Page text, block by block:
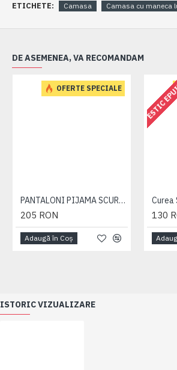
ETICHETE: Camasa Camasa cu maneca
DE ASEMENEA, VA RECOMANDAM
OFERTE SPECIALE
PANTALONI PIJAMA SCURTI BLEUMARIN – PACHET 2 BUCATI - 2XL 3XL 4XL 5XL 6XL
205 RON
Adaugă în Coş
ESTIC
130
ISTORIC VIZUALIZARE